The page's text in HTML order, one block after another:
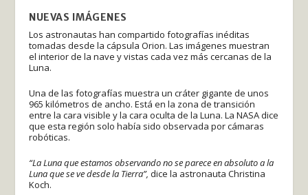
NUEVAS IMÁGENES
Los astronautas han compartido fotografías inéditas
tomadas desde la cápsula Orion. Las imágenes muestran
el interior de la nave y vistas cada vez más cercanas de la
Luna.
Una de las fotografías muestra un cráter gigante de unos
965 kilómetros de ancho. Está en la zona de transición
entre la cara visible y la cara oculta de la Luna. La NASA dice
que esta región solo había sido observada por cámaras
robóticas.
“La Luna que estamos observando no se parece en absoluto a la
Luna que se ve desde la Tierra”, dice la astronauta Christina
Koch.